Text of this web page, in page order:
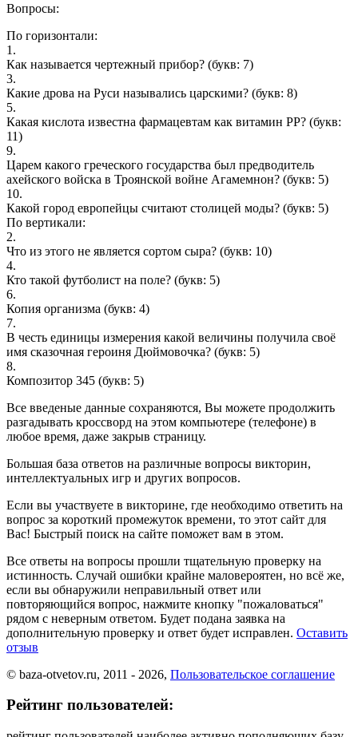
Вопросы:
По горизонтали:
1.
Как называется чертежный прибор? (букв: 7)
3.
Какие дрова на Руси назывались царскими? (букв: 8)
5.
Какая кислота известна фармацевтам как витамин РР? (букв:
11)
9.
Царем какого греческого государства был предводитель
ахейского войска в Троянской войне Агамемнон? (букв: 5)
10.
Какой город европейцы считают столицей моды? (букв: 5)
По вертикали:
2.
Что из этого не является сортом сыра? (букв: 10)
4.
Кто такой футболист на поле? (букв: 5)
6.
Копия организма (букв: 4)
7.
В честь единицы измерения какой величины получила своё
имя сказочная героиня Дюймовочка? (букв: 5)
8.
Композитор 345 (букв: 5)
Все введеные данные сохраняются, Вы можете продолжить
разгадывать кроссворд на этом компьютере (телефоне) в
любое время, даже закрыв страницу.
Большая база ответов на различные вопросы викторин,
интеллектуальных игр и других вопросов.
Если вы участвуете в викторине, где необходимо ответить на
вопрос за короткий промежуток времени, то этот сайт для
Вас! Быстрый поиск на сайте поможет вам в этом.
Все ответы на вопросы прошли тщательную проверку на
истинность. Случай ошибки крайне маловероятен, но всё же,
если вы обнаружили неправильный ответ или
повторяющийся вопрос, нажмите кнопку "пожаловаться"
рядом с неверным ответом. Будет подана заявка на
дополнительную проверку и ответ будет исправлен. Оставить
отзыв
© baza-otvetov.ru, 2011 - 2026, Пользовательское соглашение
Рейтинг пользователей: